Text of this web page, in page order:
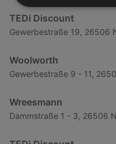
TEDi Discount
Gewerbestraße 19, 26506
Woolworth
Gewerbestraße 9 - 11,
Wreesmann
Dammstraße 1 - 3, 26506